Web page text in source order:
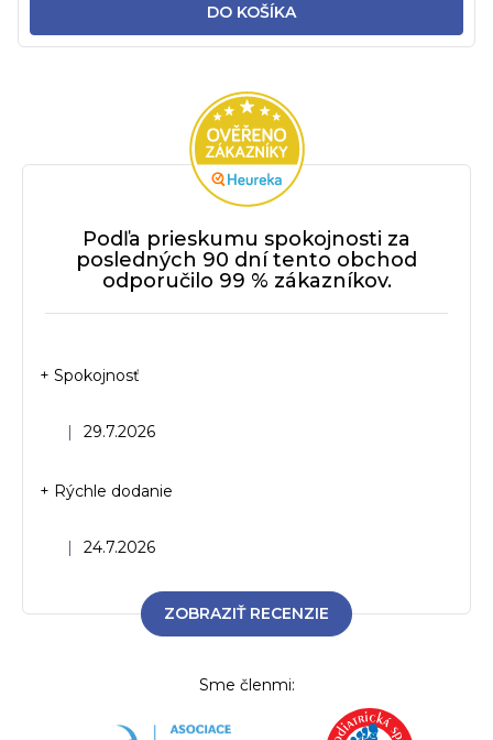
DO KOŠÍKA
Podľa prieskumu spokojnosti za
posledných 90 dní tento obchod
odporučilo 99 % zákazníkov.
Hodnotenie obchodu je 5 z 5 hviezdičiek.
| 29.7.2026
+ Spokojnosť
Hodnotenie obchodu je 5 z 5 hviezdičiek.
| 24.7.2026
+ Rýchle dodanie
ZOBRAZIŤ RECENZIE
Sme členmi: